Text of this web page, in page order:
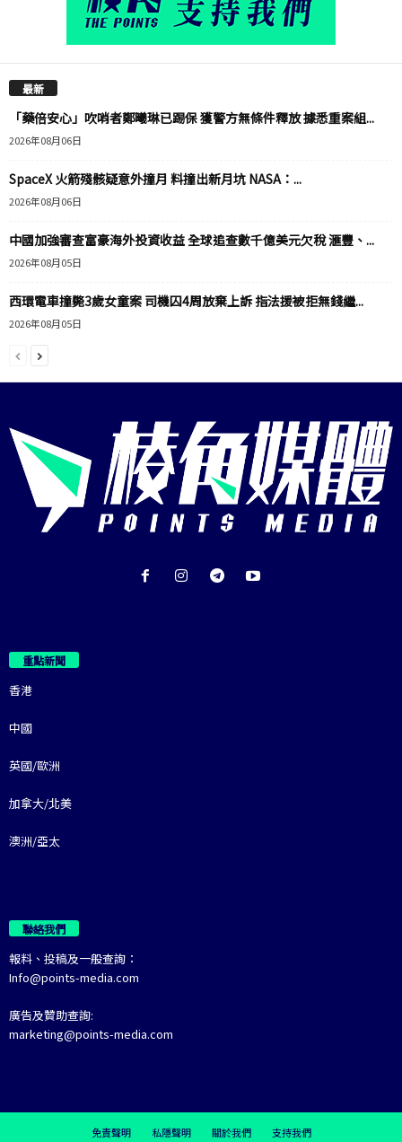
最新
「藥倍安心」吹哨者鄭曦琳已踢保 獲警方無條件釋放 據悉重案組...
2026年08月06日
SpaceX 火箭殘骸疑意外撞月 料撞出新月坑 NASA：...
2026年08月06日
中國加強審查富豪海外投資收益 全球追查數千億美元欠稅 滙豐、...
2026年08月05日
西環電車撞斃3歲女童案 司機囚4周放棄上訴 指法援被拒無錢繼...
2026年08月05日
重點新聞
香港
中國
英國/歐洲
加拿大/北美
澳洲/亞太
聯絡我們
報料、投稿及一般查詢：
Info@points-media.com
廣告及贊助查詢:
marketing@points-media.com
免責聲明 私隱聲明 關於我們 支持我們